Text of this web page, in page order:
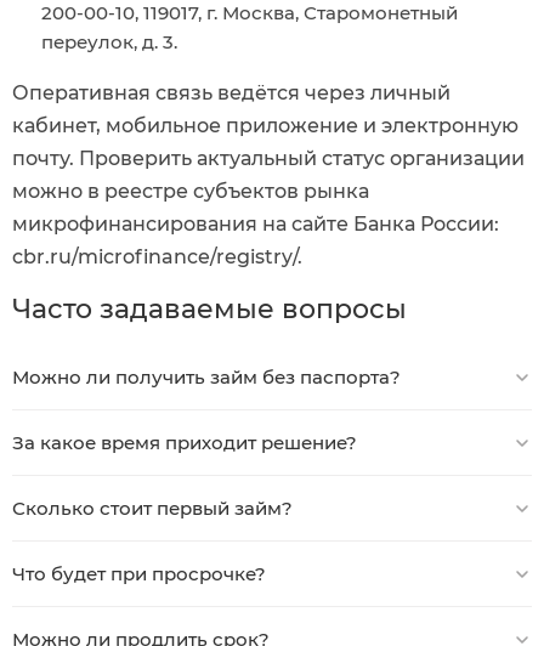
200-00-10, 119017, г. Москва, Старомонетный
переулок, д. 3.
Оперативная связь ведётся через личный
кабинет, мобильное приложение и электронную
почту. Проверить актуальный статус организации
можно в реестре субъектов рынка
микрофинансирования на сайте Банка России:
cbr.ru/microfinance/registry/.
Часто задаваемые вопросы
Можно ли получить займ без паспорта?
За какое время приходит решение?
Сколько стоит первый займ?
Что будет при просрочке?
Можно ли продлить срок?